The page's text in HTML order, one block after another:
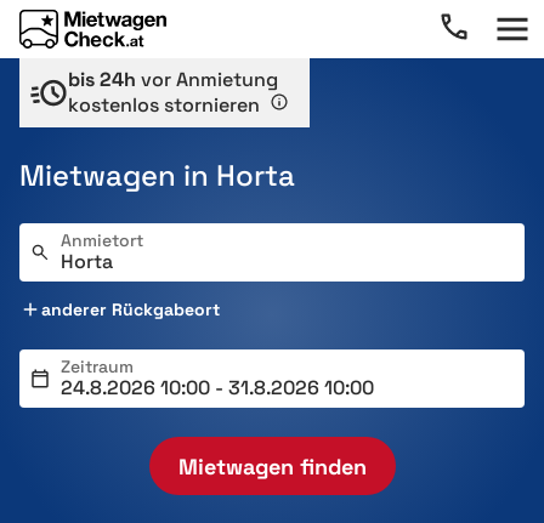
bis 24h vor Anmietung
kostenlos stornieren
Mietwagen in Horta
Anmietort
anderer Rückgabeort
Zeitraum
Mietwagen finden